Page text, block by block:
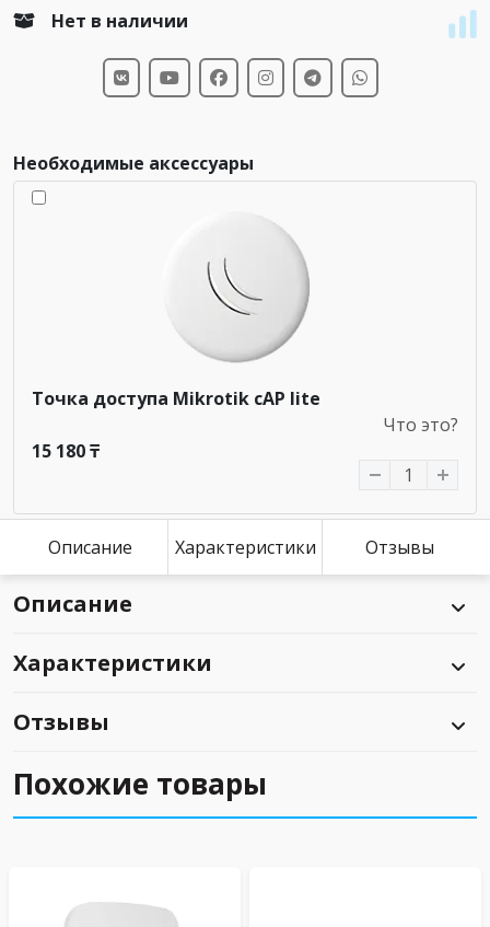
Нет в наличии
Необходимые аксессуары
Точка доступа Mikrotik cAP lite
Что это?
15 180 ₸
Описание Характеристики Отзывы
Описание
Характеристики
Отзывы
Похожие товары